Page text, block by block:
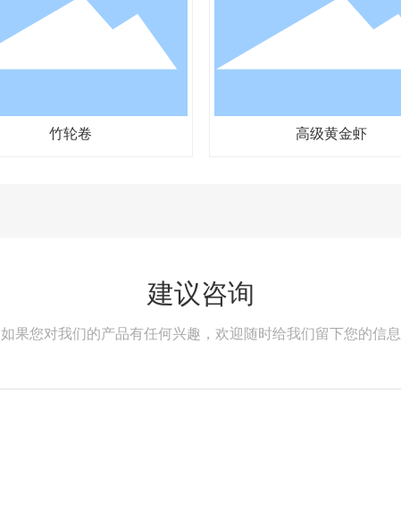
竹轮卷 高级黄金虾
建议咨询
如果您对我们的产品有任何兴趣，欢迎随时给我们留下您的信息